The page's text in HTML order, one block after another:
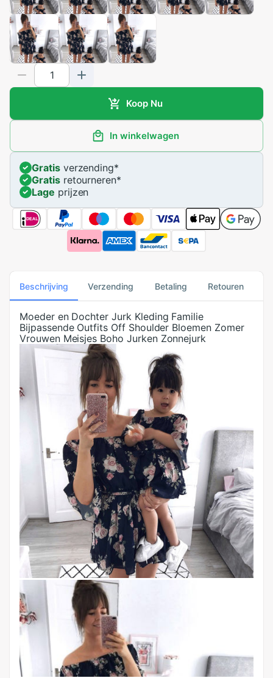
Koop Nu
In winkelwagen
Gratisverzending*
Gratisretourneren*
Lage prijzen
Beschrijving Verzending Betaling Retouren
Moeder en Dochter Jurk Kleding Familie
Bijpassende Outfits Off Shoulder Bloemen Zomer
Vrouwen Meisjes Boho Jurken Zonnejurk